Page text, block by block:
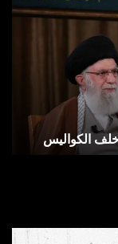
الکوالیس